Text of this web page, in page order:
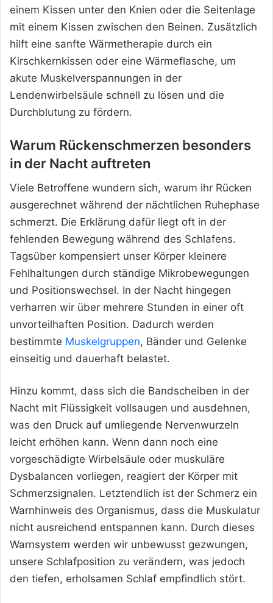
einem Kissen unter den Knien oder die Seitenlage
mit einem Kissen zwischen den Beinen. Zusätzlich
hilft eine sanfte Wärmetherapie durch ein
Kirschkernkissen oder eine Wärmeflasche, um
akute Muskelverspannungen in der
Lendenwirbelsäule schnell zu lösen und die
Durchblutung zu fördern.
Warum Rückenschmerzen besonders
in der Nacht auftreten
Viele Betroffene wundern sich, warum ihr Rücken
ausgerechnet während der nächtlichen Ruhephase
schmerzt. Die Erklärung dafür liegt oft in der
fehlenden Bewegung während des Schlafens.
Tagsüber kompensiert unser Körper kleinere
Fehlhaltungen durch ständige Mikrobewegungen
und Positionswechsel. In der Nacht hingegen
verharren wir über mehrere Stunden in einer oft
unvorteilhaften Position. Dadurch werden
bestimmte Muskelgruppen, Bänder und Gelenke
einseitig und dauerhaft belastet.
Hinzu kommt, dass sich die Bandscheiben in der
Nacht mit Flüssigkeit vollsaugen und ausdehnen,
was den Druck auf umliegende Nervenwurzeln
leicht erhöhen kann. Wenn dann noch eine
vorgeschädigte Wirbelsäule oder muskuläre
Dysbalancen vorliegen, reagiert der Körper mit
Schmerzsignalen. Letztendlich ist der Schmerz ein
Warnhinweis des Organismus, dass die Muskulatur
nicht ausreichend entspannen kann. Durch dieses
Warnsystem werden wir unbewusst gezwungen,
unsere Schlafposition zu verändern, was jedoch
den tiefen, erholsamen Schlaf empfindlich stört.